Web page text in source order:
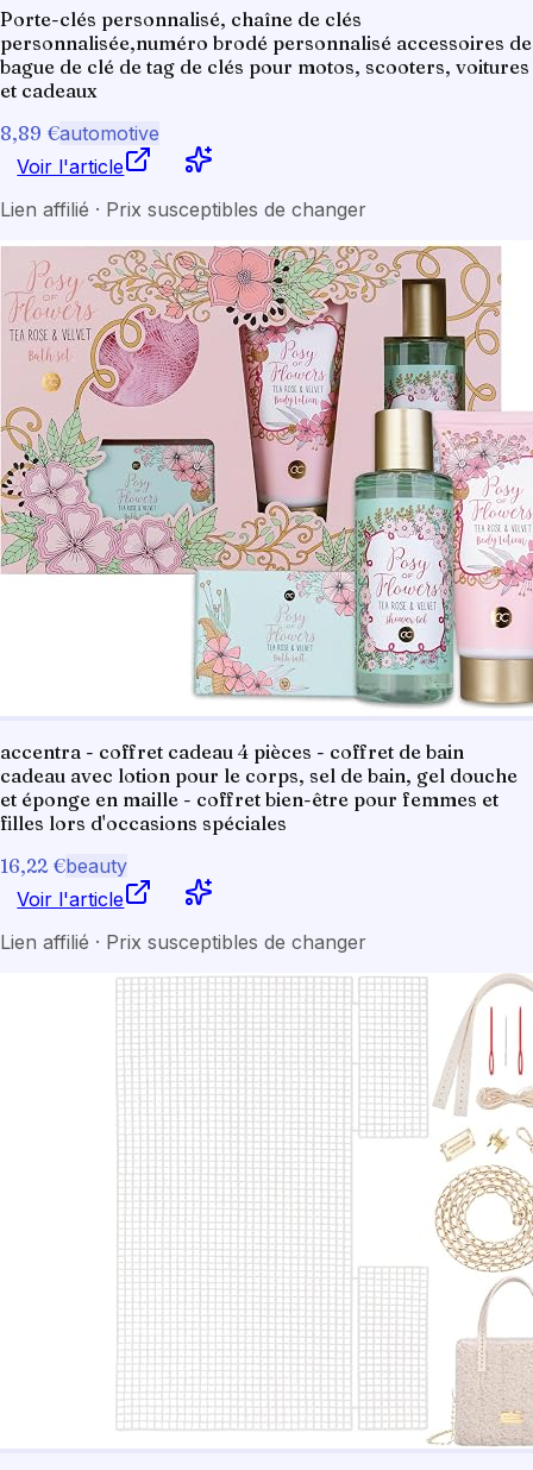
Porte-clés personnalisé, chaîne de clés
personnalisée,numéro brodé personnalisé accessoires de
bague de clé de tag de clés pour motos, scooters, voitures
et cadeaux
8,89 €automotive
Voir l'article
Lien affilié · Prix susceptibles de changer
accentra - coffret cadeau 4 pièces - coffret de bain
cadeau avec lotion pour le corps, sel de bain, gel douche
et éponge en maille - coffret bien-être pour femmes et
filles lors d'occasions spéciales
16,22 €beauty
Voir l'article
Lien affilié · Prix susceptibles de changer